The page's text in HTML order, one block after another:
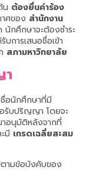
น ต้องยื่นคำร้อง
ศของ สำนักงาน
นักศึกษาจะต้องชำระ
บการเสนอชื่อเข้า
สภามหาวิทยาลัย
อนักศึกษาที่มี
รับปริญญา โดยจะ
อนุมัติหลังจากที่
มี เกรดเฉลี่ยสะสม
ตามข้อบังคับของ